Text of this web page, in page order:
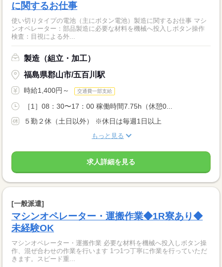
に関するお仕事
使い切りタイプの電池（主にボタン電池）製造に関するお仕事 マシ
ンオペレーター：部品製造に必要な材料を機械へ投入しボタン操作
検査：目視による外...
製造（組立・加工）
福島県郡山市/五百川駅
時給1,400円～ 交通費一部支給
［1］08：30〜17：00 稼働時間7.75h（休憩0...
５勤２休（土日以外） ※休日は毎週1日以上
もっと見る
求人詳細を見る
[一般派遣]
マシンオペレーター・運搬作業◆1R寮あり◆
未経験OK
マシンオペレーター・運搬作業 必要な材料を機械へ投入しボタン操
作、混ぜ合わせの作業を行います 1つ1つ丁寧に作業を行っていただ
きます。スピード重...